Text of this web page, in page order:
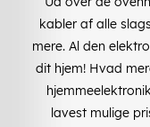
kabler af alle
mere. Al den
dit hjem! Hvad
lavest mulige